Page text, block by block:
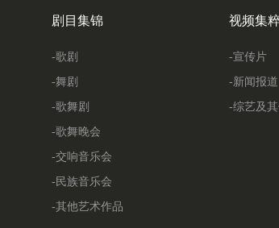
剧目集锦
-歌剧
-舞剧
-歌舞剧
-歌舞晚会
-交响音乐会
-民族音乐会
-其他艺术作品
视频集
-宣传片
-新闻报道
-综艺及